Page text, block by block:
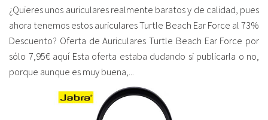
¿Quieres unos auriculares realmente baratos y de calidad, pues
ahora tenemos estos auriculares Turtle Beach Ear Force al 73%
Descuento? Oferta de Auriculares Turtle Beach Ear Force por
sólo 7,95€ aquí Esta oferta estaba dudando si publicarla o no,
porque aunque es muy buena,...